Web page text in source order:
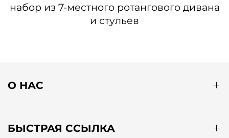
набор из 7-местного ротангового дивана
и стульев
О НАС
БЫСТРАЯ ССЫЛКА